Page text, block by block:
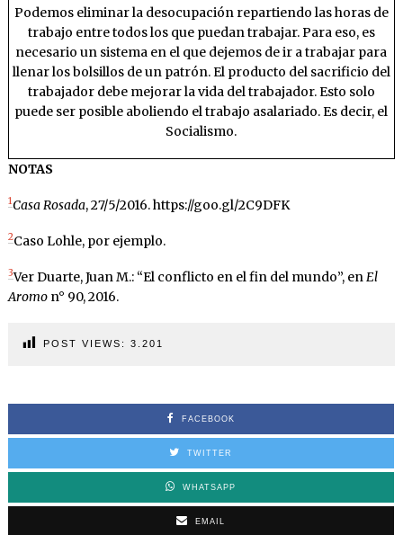
Podemos eliminar la desocupación repartiendo las horas de
trabajo entre todos los que puedan trabajar. Para eso, es
necesario un sistema en el que dejemos de ir a trabajar para
llenar los bolsillos de un patrón. El producto del sacrificio del
trabajador debe mejorar la vida del trabajador. Esto solo
puede ser posible aboliendo el trabajo asalariado. Es decir, el
Socialismo.
NOTAS
1Casa Rosada, 27/5/2016. https://goo.gl/2C9DFK
2Caso Lohle, por ejemplo.
3Ver Duarte, Juan M.: “El conflicto en el fin del mundo”, enEl
Aromon° 90, 2016.
POST VIEWS: 3.201
FACEBOOK
TWITTER
WHATSAPP
EMAIL